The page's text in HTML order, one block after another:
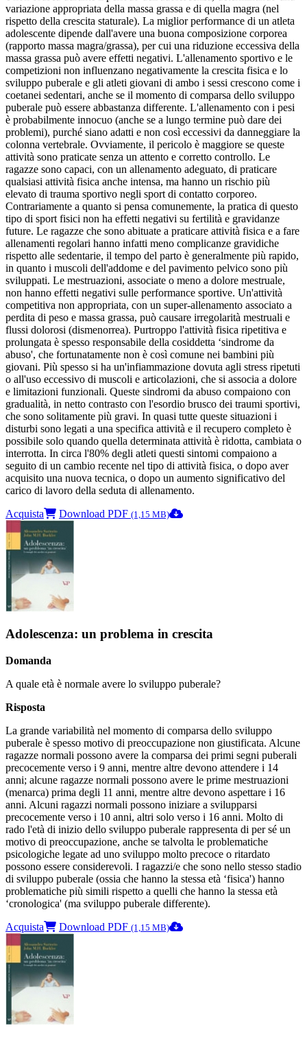
variazione appropriata della massa grassa e di quella magra (nel
rispetto della crescita staturale). La miglior performance di un atleta
adolescente dipende dall'avere una buona composizione corporea
(rapporto massa magra/grassa), per cui una riduzione eccessiva della
massa grassa può avere effetti negativi. L'allenamento sportivo e le
competizioni non influenzano negativamente la crescita fisica e lo
sviluppo puberale e gli atleti giovani di ambo i sessi crescono come i
coetanei sedentari, anche se il momento di comparsa dello sviluppo
puberale può essere abbastanza differente. L'allenamento con i pesi
è probabilmente innocuo (anche se a lungo termine può dare dei
problemi), purché siano adatti e non così eccessivi da danneggiare la
colonna vertebrale. Ovviamente, il pericolo è maggiore se queste
attività sono praticate senza un attento e corretto controllo. Le
ragazze sono capaci, con un allenamento adeguato, di praticare
qualsiasi attività fisica anche intensa, ma hanno un rischio più
elevato di trauma sportivo negli sport di contatto corporeo.
Contrariamente a quanto si pensa comunemente, la pratica di questo
tipo di sport fisici non ha effetti negativi su fertilità e gravidanze
future. Le ragazze che sono abituate a praticare attività fisica e a fare
allenamenti regolari hanno infatti meno complicanze gravidiche
rispetto alle sedentarie, il tempo del parto è generalmente più rapido,
in quanto i muscoli dell'addome e del pavimento pelvico sono più
sviluppati. Le mestruazioni, associate o meno a dolore mestruale,
non hanno effetti negativi sulle performance sportive. Un'attività
competitiva non appropriata, con un super-allenamento associato a
perdita di peso e massa grassa, può causare irregolarità mestruali e
flussi dolorosi (dismenorrea). Purtroppo l'attività fisica ripetitiva e
prolungata è spesso responsabile della cosiddetta ‘sindrome da
abuso', che fortunatamente non è così comune nei bambini più
giovani. Più spesso si ha un'infiammazione dovuta agli stress ripetuti
o all'uso eccessivo di muscoli e articolazioni, che si associa a dolore
e limitazioni funzionali. Queste sindromi da abuso compaiono con
gradualità, in netto contrasto con l'esordio brusco dei traumi sportivi,
che sono solitamente più gravi. In quasi tutte queste situazioni i
disturbi sono legati a una specifica attività e il recupero completo è
possibile solo quando quella determinata attività è ridotta, cambiata o
interrotta. In circa l'80% degli atleti questi sintomi compaiono a
seguito di un cambio recente nel tipo di attività fisica, o dopo aver
acquisito una nuova tecnica, o dopo un aumento significativo del
carico di lavoro della seduta di allenamento.
Acquista
Download PDF (1,15 MB)
Adolescenza: un problema in crescita
Domanda
A quale età è normale avere lo sviluppo puberale?
Risposta
La grande variabilità nel momento di comparsa dello sviluppo
puberale è spesso motivo di preoccupazione non giustificata. Alcune
ragazze normali possono avere la comparsa dei primi segni puberali
precocemente verso i 9 anni, mentre altre devono attendere i 14
anni; alcune ragazze normali possono avere le prime mestruazioni
(menarca) prima degli 11 anni, mentre altre devono aspettare i 16
anni. Alcuni ragazzi normali possono iniziare a svilupparsi
precocemente verso i 10 anni, altri solo verso i 16 anni. Molto di
rado l'età di inizio dello sviluppo puberale rappresenta di per sé un
motivo di preoccupazione, anche se talvolta le problematiche
psicologiche legate ad uno sviluppo molto precoce o ritardato
possono essere considerevoli. I ragazzi/e che sono nello stesso stadio
di sviluppo puberale (ossia che hanno la stessa età ‘fisica') hanno
problematiche più simili rispetto a quelli che hanno la stessa età
‘cronologica' (ma sviluppo puberale differente).
Acquista
Download PDF (1,15 MB)